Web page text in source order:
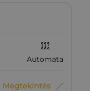
Automata
Megtekintés